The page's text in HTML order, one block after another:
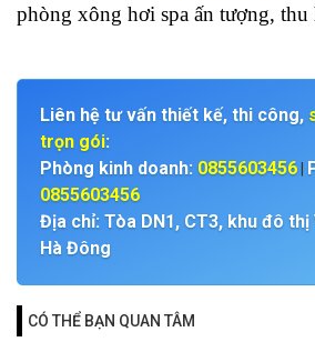
phòng xông hơi spa ấn tượng, thu
Liên hệ tư vấn thiết kế, thi công,
trọn gói:
Phòng kinh doanh: 0855603456
0855603456
Địa chỉ: Tòa DN1, CT3, khu đô thị
Hà Đông
CÓ THỂ BẠN QUAN TÂM